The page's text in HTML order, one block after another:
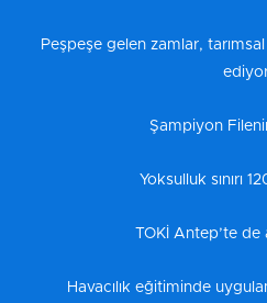
Peşpeşe gelen zamlar,
Şampiyon
Yoksulluk sınırı
TOKİ Antep’te de
Havacılık eğitiminde